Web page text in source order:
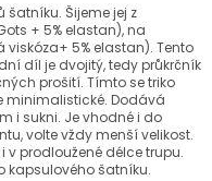
šatníku. Šijeme jej z
+ 5% elastan), na
5% elastan). Tento
díl je dvojitý, tedy průkrčník
prošití. Tímto se triko
minimalistické. Dodává
i sukni. Je vhodné i do
volte vždy menší velikost.
prodloužené délce trupu.
kapsulového šatníku.